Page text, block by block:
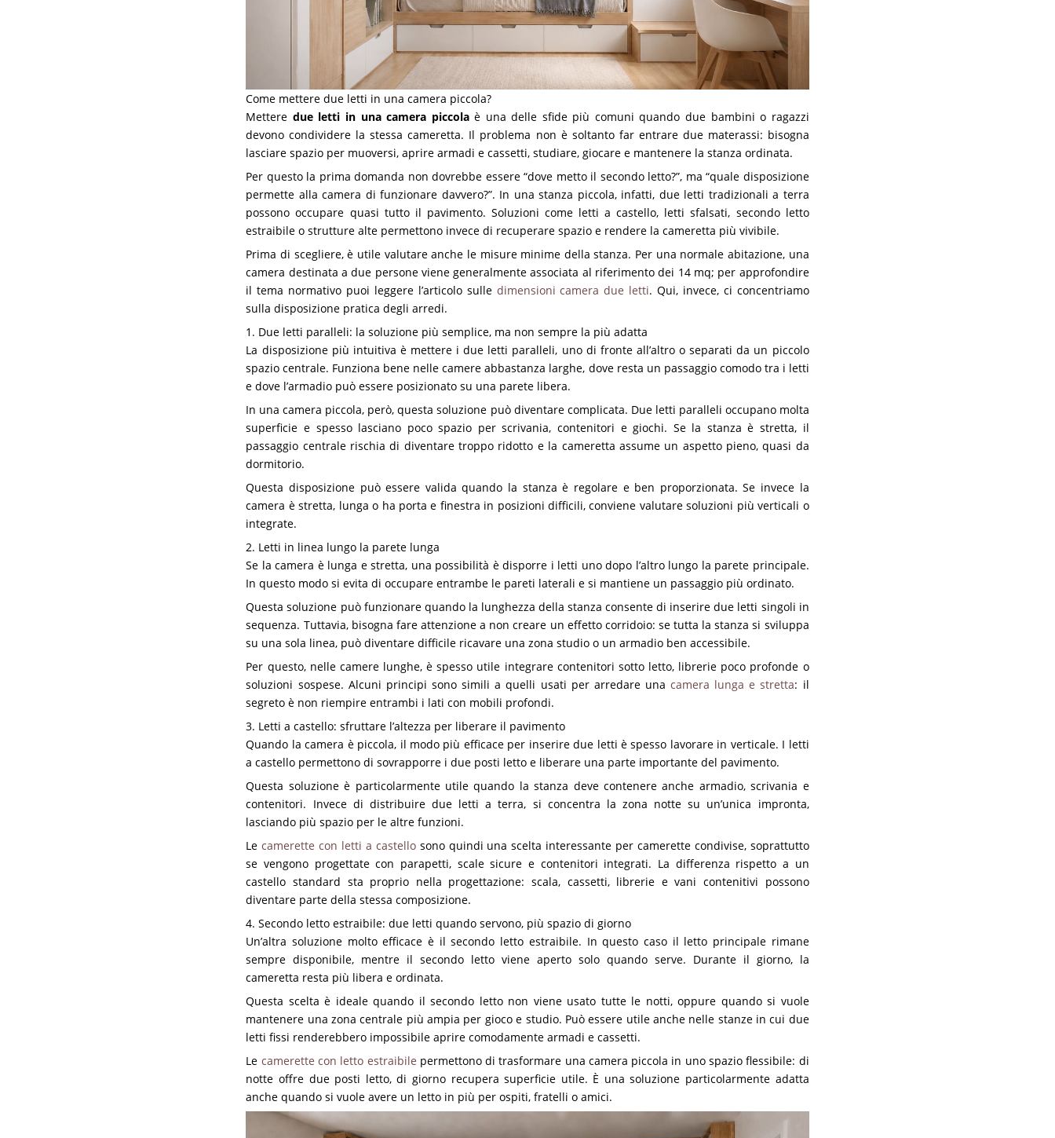
Come mettere due letti in una camera piccola?
Mettere due letti in una camera piccolaè una delle sfide più comuni quando due bambini o ragazzi
devono condividere la stessa cameretta. Il problema non è soltanto far entrare due materassi: bisogna
lasciare spazio per muoversi, aprire armadi e cassetti, studiare, giocare e mantenere la stanza ordinata.
Per questo la prima domanda non dovrebbe essere “dove metto il secondo letto?”, ma “quale disposizione
permette alla camera di funzionare davvero?”. In una stanza piccola, infatti, due letti tradizionali a terra
possono occupare quasi tutto il pavimento. Soluzioni come letti a castello, letti sfalsati, secondo letto
estraibile o strutture alte permettono invece di recuperare spazio e rendere la cameretta più vivibile.
Prima di scegliere, è utile valutare anche le misure minime della stanza. Per una normale abitazione, una
camera destinata a due persone viene generalmente associata al riferimento dei 14 mq; per approfondire
il tema normativo puoi leggere l’articolo sulle dimensioni camera due letti. Qui, invece, ci concentriamo
sulla disposizione pratica degli arredi.
1. Due letti paralleli: la soluzione più semplice, ma non sempre la più adatta
La disposizione più intuitiva è mettere i due letti paralleli, uno di fronte all’altro o separati da un piccolo
spazio centrale. Funziona bene nelle camere abbastanza larghe, dove resta un passaggio comodo tra i letti
e dove l’armadio può essere posizionato su una parete libera.
In una camera piccola, però, questa soluzione può diventare complicata. Due letti paralleli occupano molta
superficie e spesso lasciano poco spazio per scrivania, contenitori e giochi. Se la stanza è stretta, il
passaggio centrale rischia di diventare troppo ridotto e la cameretta assume un aspetto pieno, quasi da
dormitorio.
Questa disposizione può essere valida quando la stanza è regolare e ben proporzionata. Se invece la
camera è stretta, lunga o ha porta e finestra in posizioni difficili, conviene valutare soluzioni più verticali o
integrate.
2. Letti in linea lungo la parete lunga
Se la camera è lunga e stretta, una possibilità è disporre i letti uno dopo l’altro lungo la parete principale.
In questo modo si evita di occupare entrambe le pareti laterali e si mantiene un passaggio più ordinato.
Questa soluzione può funzionare quando la lunghezza della stanza consente di inserire due letti singoli in
sequenza. Tuttavia, bisogna fare attenzione a non creare un effetto corridoio: se tutta la stanza si sviluppa
su una sola linea, può diventare difficile ricavare una zona studio o un armadio ben accessibile.
Per questo, nelle camere lunghe, è spesso utile integrare contenitori sotto letto, librerie poco profonde o
soluzioni sospese. Alcuni principi sono simili a quelli usati per arredare unacamera lunga e stretta: il
segreto è non riempire entrambi i lati con mobili profondi.
3. Letti a castello: sfruttare l’altezza per liberare il pavimento
Quando la camera è piccola, il modo più efficace per inserire due letti è spesso lavorare in verticale. I letti
a castello permettono di sovrapporre i due posti letto e liberare una parte importante del pavimento.
Questa soluzione è particolarmente utile quando la stanza deve contenere anche armadio, scrivania e
contenitori. Invece di distribuire due letti a terra, si concentra la zona notte su un’unica impronta,
lasciando più spazio per le altre funzioni.
Lecamerette con letti a castellosono quindi una scelta interessante per camerette condivise, soprattutto
se vengono progettate con parapetti, scale sicure e contenitori integrati. La differenza rispetto a un
castello standard sta proprio nella progettazione: scala, cassetti, librerie e vani contenitivi possono
diventare parte della stessa composizione.
4. Secondo letto estraibile: due letti quando servono, più spazio di giorno
Un’altra soluzione molto efficace è il secondo letto estraibile. In questo caso il letto principale rimane
sempre disponibile, mentre il secondo letto viene aperto solo quando serve. Durante il giorno, la
cameretta resta più libera e ordinata.
Questa scelta è ideale quando il secondo letto non viene usato tutte le notti, oppure quando si vuole
mantenere una zona centrale più ampia per gioco e studio. Può essere utile anche nelle stanze in cui due
letti fissi renderebbero impossibile aprire comodamente armadi e cassetti.
Le camerette con letto estraibile permettono di trasformare una camera piccola in uno spazio flessibile: di
notte offre due posti letto, di giorno recupera superficie utile. È una soluzione particolarmente adatta
anche quando si vuole avere un letto in più per ospiti, fratelli o amici.